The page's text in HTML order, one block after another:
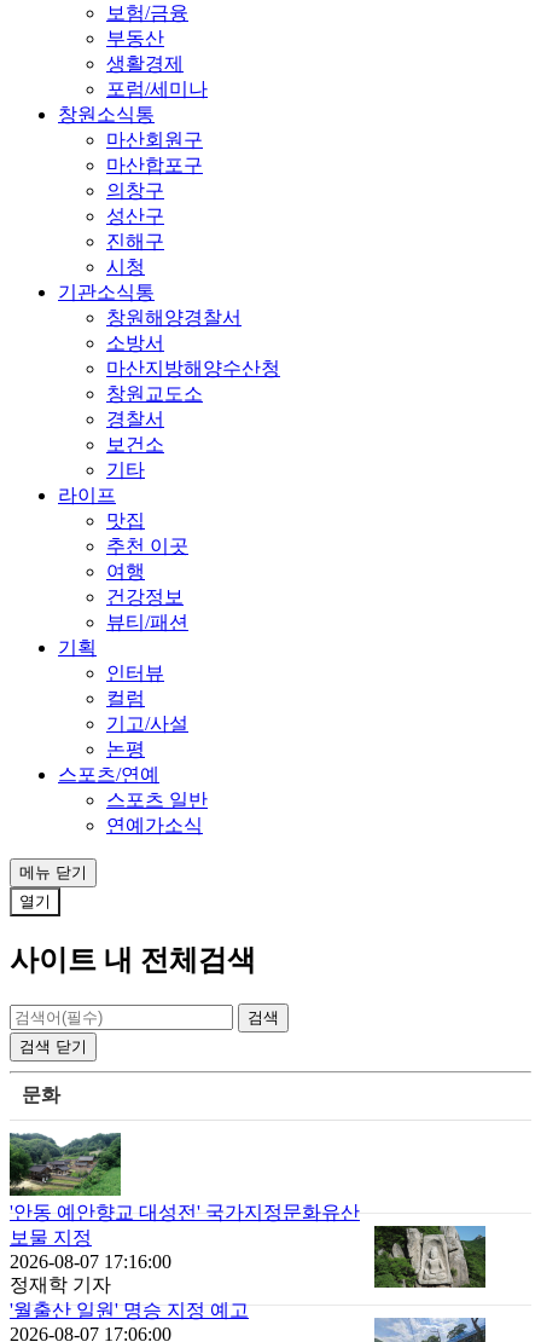
보험/금융
부동산
생활경제
포럼/세미나
창원소식통
마산회원구
마산합포구
의창구
성산구
진해구
시청
기관소식통
창원해양경찰서
소방서
마산지방해양수산청
창원교도소
경찰서
보건소
기타
라이프
맛집
추천 이곳
여행
건강정보
뷰티/패션
기획
인터뷰
컬럼
기고/사설
논평
스포츠/연예
스포츠 일반
연예가소식
메뉴 닫기
열기
사이트 내 전체검색
검색 닫기
문화
'안동 예안향교 대성전' 국가지정문화유산
보물 지정
2026-08-07 17:16:00
정재학 기자
'월출산 일원' 명승 지정 예고
2026-08-07 17:06:00